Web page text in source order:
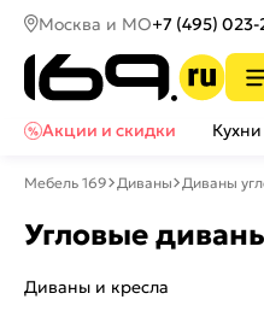
Москва и МО+7 (495)
Акции и скидки
Кухни
Мебель 169 Диваны Диваны
Угловые
Диваны и кресла